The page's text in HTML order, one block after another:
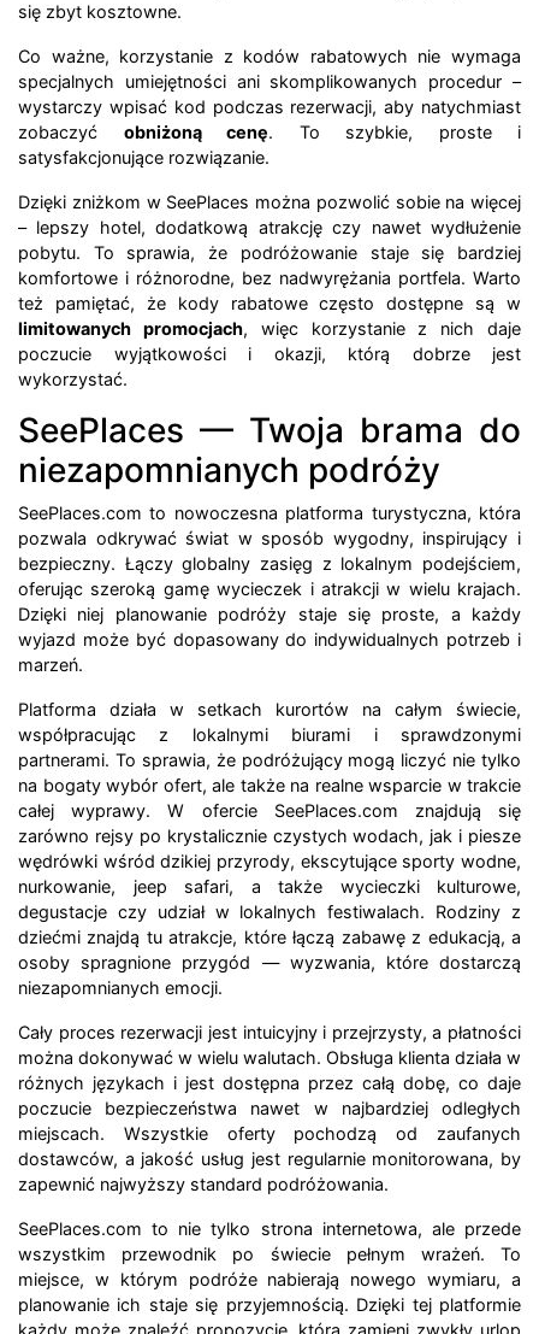
się zbyt kosztowne.
Co ważne, korzystanie z kodów rabatowych nie wymaga
specjalnych umiejętności ani skomplikowanych procedur –
wystarczy wpisać kod podczas rezerwacji, aby natychmiast
zobaczyć obniżoną cenę. To szybkie, proste i
satysfakcjonujące rozwiązanie.
Dzięki zniżkom w SeePlaces można pozwolić sobie na więcej
– lepszy hotel, dodatkową atrakcję czy nawet wydłużenie
pobytu. To sprawia, że podróżowanie staje się bardziej
komfortowe i różnorodne, bez nadwyrężania portfela. Warto
też pamiętać, że kody rabatowe często dostępne są w
limitowanych promocjach, więc korzystanie z nich daje
poczucie wyjątkowości i okazji, którą dobrze jest
wykorzystać.
SeePlaces — Twoja brama do
niezapomnianych podróży
SeePlaces.com to nowoczesna platforma turystyczna, która
pozwala odkrywać świat w sposób wygodny, inspirujący i
bezpieczny. Łączy globalny zasięg z lokalnym podejściem,
oferując szeroką gamę wycieczek i atrakcji w wielu krajach.
Dzięki niej planowanie podróży staje się proste, a każdy
wyjazd może być dopasowany do indywidualnych potrzeb i
marzeń.
Platforma działa w setkach kurortów na całym świecie,
współpracując z lokalnymi biurami i sprawdzonymi
partnerami. To sprawia, że podróżujący mogą liczyć nie tylko
na bogaty wybór ofert, ale także na realne wsparcie w trakcie
całej wyprawy. W ofercie SeePlaces.com znajdują się
zarówno rejsy po krystalicznie czystych wodach, jak i piesze
wędrówki wśród dzikiej przyrody, ekscytujące sporty wodne,
nurkowanie, jeep safari, a także wycieczki kulturowe,
degustacje czy udział w lokalnych festiwalach. Rodziny z
dziećmi znajdą tu atrakcje, które łączą zabawę z edukacją, a
osoby spragnione przygód — wyzwania, które dostarczą
niezapomnianych emocji.
Cały proces rezerwacji jest intuicyjny i przejrzysty, a płatności
można dokonywać w wielu walutach. Obsługa klienta działa w
różnych językach i jest dostępna przez całą dobę, co daje
poczucie bezpieczeństwa nawet w najbardziej odległych
miejscach. Wszystkie oferty pochodzą od zaufanych
dostawców, a jakość usług jest regularnie monitorowana, by
zapewnić najwyższy standard podróżowania.
SeePlaces.com to nie tylko strona internetowa, ale przede
wszystkim przewodnik po świecie pełnym wrażeń. To
miejsce, w którym podróże nabierają nowego wymiaru, a
planowanie ich staje się przyjemnością. Dzięki tej platformie